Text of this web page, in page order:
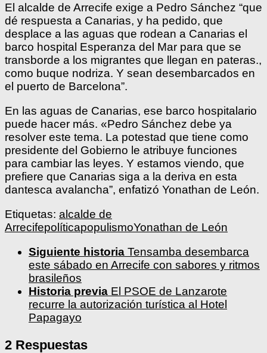
El alcalde de Arrecife exige a Pedro Sánchez “que
dé respuesta a Canarias, y ha pedido, que
desplace a las aguas que rodean a Canarias el
barco hospital Esperanza del Mar para que se
transborde a los migrantes que llegan en pateras.,
como buque nodriza. Y sean desembarcados en
el puerto de Barcelona”.
En las aguas de Canarias, ese barco hospitalario
puede hacer más. «Pedro Sánchez debe ya
resolver este tema. La potestad que tiene como
presidente del Gobierno le atribuye funciones
para cambiar las leyes. Y estamos viendo, que
prefiere que Canarias siga a la deriva en esta
dantesca avalancha”, enfatizó Yonathan de León.
Etiquetas: alcalde de
ArrecifepolíticapopulismoYonathan de León
Siguiente historia Tensamba desembarca
este sábado en Arrecife con sabores y ritmos
brasileños
Historia previa El PSOE de Lanzarote
recurre la autorización turística al Hotel
Papagayo
2 Respuestas